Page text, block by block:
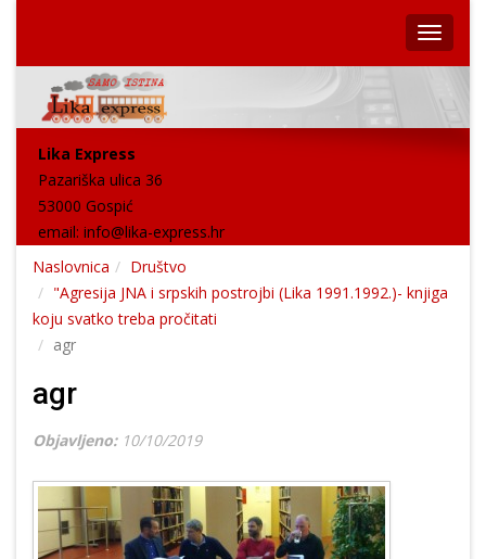
Lika Express
Pazariška ulica 36
53000 Gospić
email: info@lika-express.hr
Naslovnica
Društvo
"Agresija JNA i srpskih postrojbi (Lika 1991.1992.)- knjiga
koju svatko treba pročitati
agr
agr
Objavljeno: 10/10/2019